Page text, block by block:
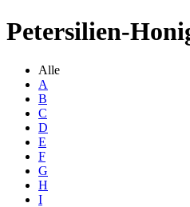
Petersilien-
Alle
A
B
C
D
E
F
G
H
I